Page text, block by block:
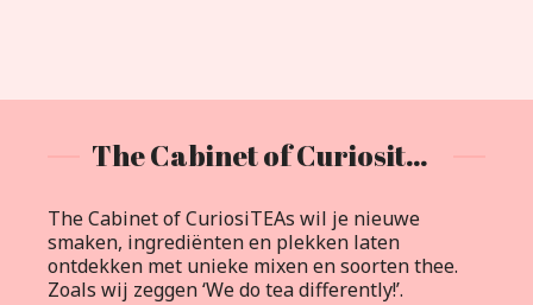
The Cabinet of Curiositeas
The Cabinet of CuriosiTEAs wil je nieuwe
smaken, ingrediënten en plekken laten
ontdekken met unieke mixen en soorten thee.
Zoals wij zeggen ‘We do tea differently!’.